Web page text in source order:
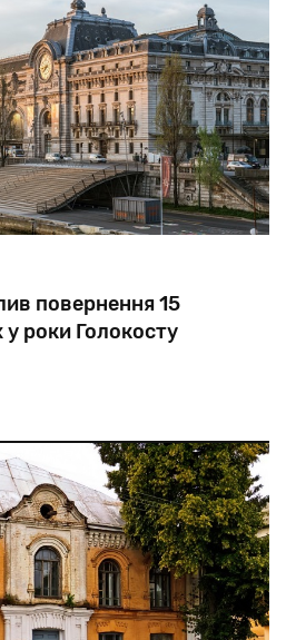
повернення 15
роки Голокосту
нащадкам єврейських